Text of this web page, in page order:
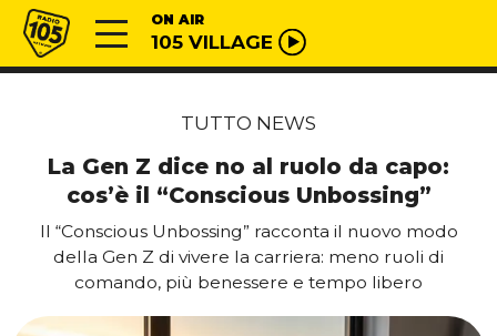
Vai al contenuto
Radio 105 ON AIR
105 VILLAGE
TUTTO NEWS
La Gen Z dice no al ruolo da capo:
cos’è il “Conscious Unbossing”
Il “Conscious Unbossing” racconta il nuovo modo
della Gen Z di vivere la carriera: meno ruoli di
comando, più benessere e tempo libero